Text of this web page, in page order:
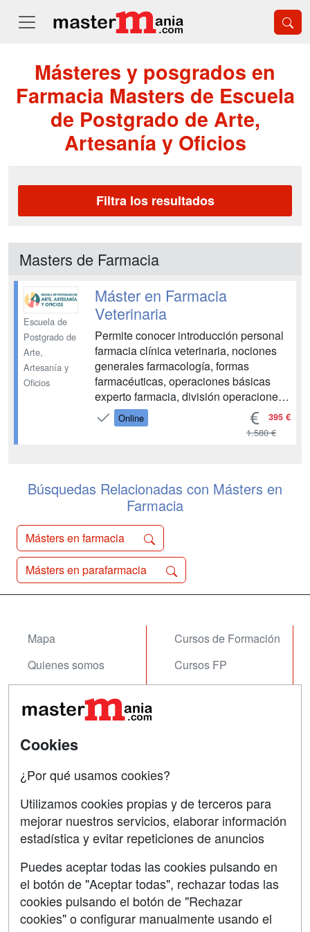
Másteres y posgrados en
Farmacia Masters de Escuela
de Postgrado de Arte,
Artesanía y Oficios
Filtra los resultados
Masters de Farmacia
Escuela de
Postgrado de
Arte,
Artesanía y
Oficios
Máster en Farmacia
Veterinaria
Permite conocer introducción personal
farmacia clínica veterinaria, nociones
generales farmacología, formas
farmacéuticas, operaciones básicas
experto farmacia, división operaciones
farmacéuticas, mantenimiento
medicamentos, antibióticos,
Online 395 €
1.580 €
Búsquedas Relacionadas con Másters en
Farmacia
Másters en farmacia
Másters en parafarmacia
Mapa
Quienes somos
Acceso Usuarios
Acceso Centros
Cursos de Formación
Cursos FP
Contactar
Confidencialidad
Copyleft
SÍGUENOS EN:
Cookies
¿Por qué usamos cookies?
Utilizamos cookies propias y de terceros para
mejorar nuestros servicios, elaborar información
estadística y evitar repeticiones de anuncios
Puedes aceptar todas las cookies pulsando en
el botón de "Aceptar todas", rechazar todas las
cookies pulsando el botón de "Rechazar
cookies" o configurar manualmente usando el